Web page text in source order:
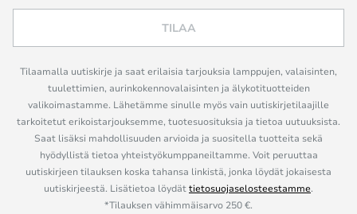
TILAA
Tilaamalla uutiskirje ja saat erilaisia tarjouksia lamppujen, valaisinten,
tuulettimien, aurinkokennovalaisinten ja älykotituotteiden
valikoimastamme. Lähetämme sinulle myös vain uutiskirjetilaajille
tarkoitetut erikoistarjouksemme, tuotesuosituksia ja tietoa uutuuksista.
Saat lisäksi mahdollisuuden arvioida ja suositella tuotteita sekä
hyödyllistä tietoa yhteistyökumppaneiltamme. Voit peruuttaa
uutiskirjeen tilauksen koska tahansa linkistä, jonka löydät jokaisesta
uutiskirjeestä. Lisätietoa löydättietosuojaselosteestamme.
*Tilauksen vähimmäisarvo 250 €.